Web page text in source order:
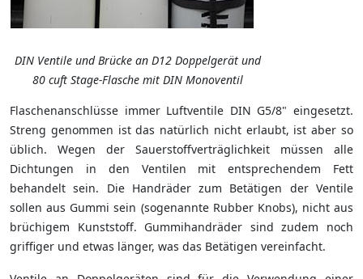
DIN Ventile und Brücke an D12 Doppelgerät und
80 cuft Stage-Flasche mit DIN Monoventil
Flaschenanschlüsse immer Luftventile DIN G5/8" eingesetzt.
Streng genommen ist das natürlich nicht erlaubt, ist aber so
üblich. Wegen der Sauerstoffverträglichkeit müssen alle
Dichtungen in den Ventilen mit entsprechendem Fett
behandelt sein. Die Handräder zum Betätigen der Ventile
sollen aus Gummi sein (sogenannte Rubber Knobs), nicht aus
brüchigem Kunststoff. Gummihandräder sind zudem noch
griffiger und etwas länger, was das Betätigen vereinfacht.